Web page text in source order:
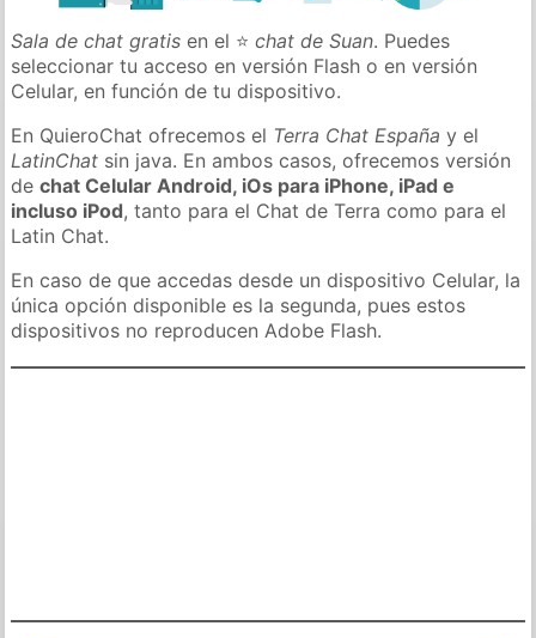
Sala de chat gratis en el ⭐chat de Suan. Puedes
seleccionar tu acceso en versión Flash o en versión
Celular, en función de tu dispositivo.
En QuieroChat ofrecemos el Terra Chat España y el
LatinChat sin java. En ambos casos, ofrecemos versión
dechat Celular Android, iOs para iPhone, iPad e
incluso iPod, tanto para el Chat de Terra como para el
Latin Chat.
En caso de que accedas desde un dispositivo Celular, la
única opción disponible es la segunda, pues estos
dispositivos no reproducen Adobe Flash.